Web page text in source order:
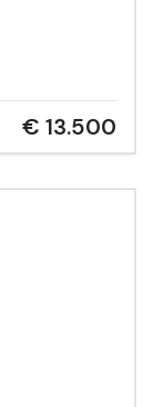
€ 13.500